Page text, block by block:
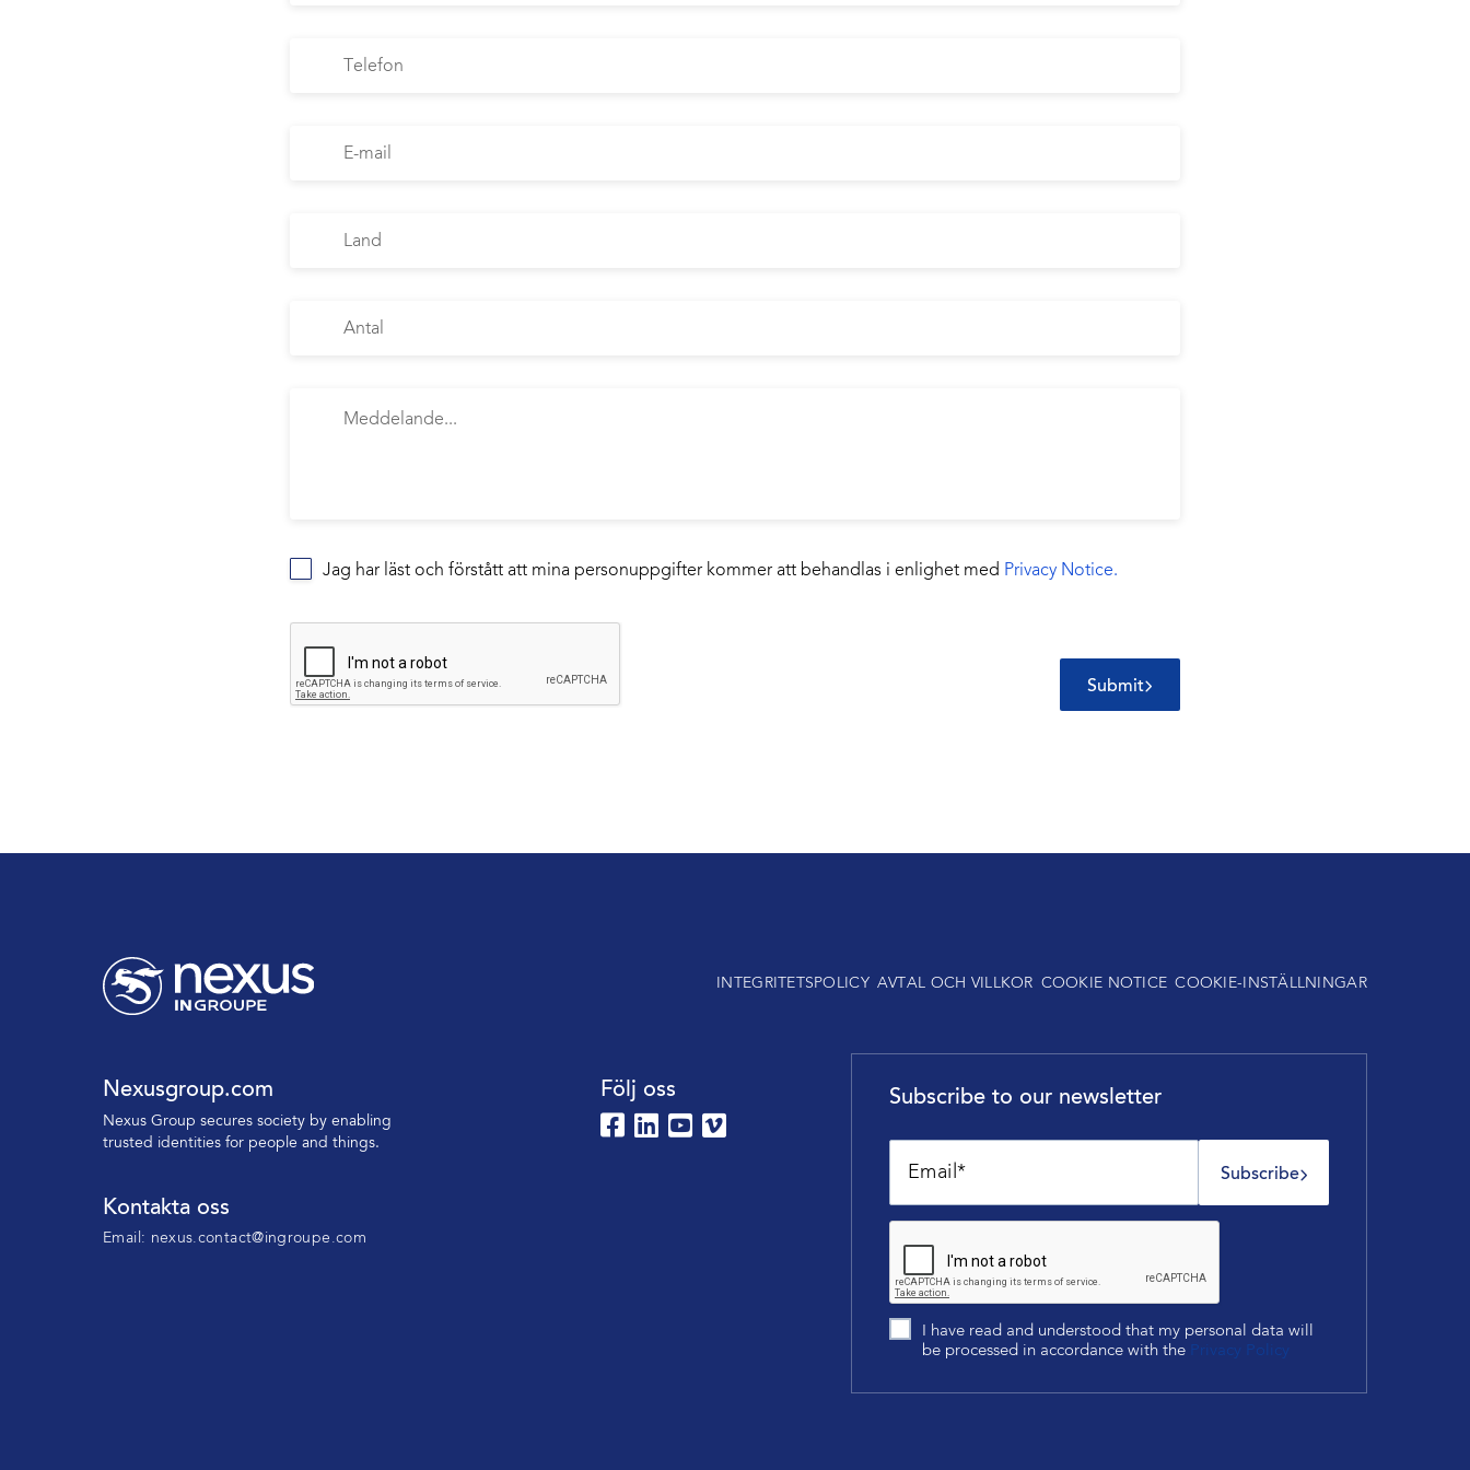
Jag har läst och förstått att mina personuppgifter kommer att behandlas i enlighet med Privacy Notice.
Submit
INTEGRITETSPOLICY AVTAL OCH VILLKOR COOKIE NOTICE COOKIE-INSTÄLLNINGAR
Nexusgroup.com
Nexus Group secures society by enabling
trusted identitiesfor people and things.
Kontakta oss
Email: nexus.contact@ingroupe.com
Följ oss Subscribe to our newsletter
I have read and understood that my personal data will
be processed in accordance with the Privacy Policy
Subscribe